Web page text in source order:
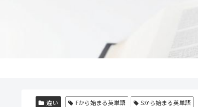
違い Fから始まる英単語 Sから始まる英単語